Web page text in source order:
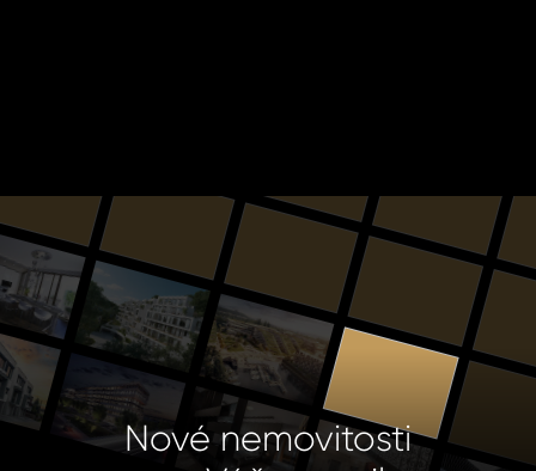
Nové nemovitosti